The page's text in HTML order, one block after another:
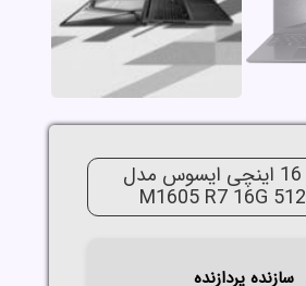
لپ تاپ 16 اینچی ایسوس مدل
M1605 R7 16G
سازنده پردازنده